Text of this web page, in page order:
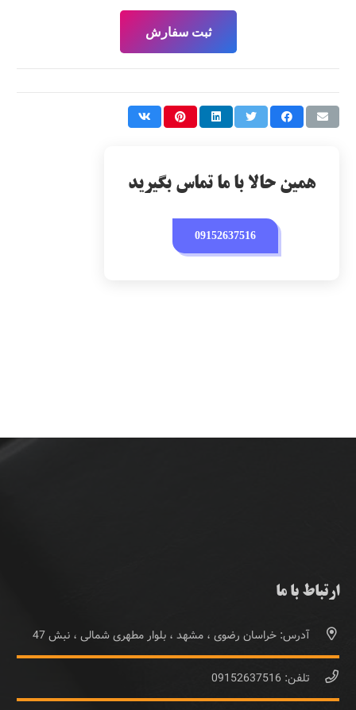
ثبت سفارش
همین حالا با ما تماس بگیرید
09152637516
ارتباط با ما
آدرس: خراسان رضوی ، مشهد ، بلوار مطهری شمالی ، نبش 47
تلفن: 09152637516